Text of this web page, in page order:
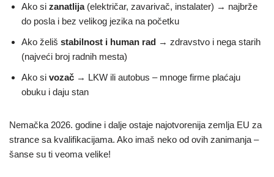
Ako si zanatlija(električar, zavarivač, instalater) → najbrže
do posla i bez velikog jezika na početku
Ako želiš stabilnost i human rad → zdravstvo i nega starih
(najveći broj radnih mesta)
Ako si vozač → LKW ili autobus – mnoge firme plaćaju
obuku i daju stan
Nemačka 2026. godine i dalje ostaje najotvorenija zemlja EU za
strance sa kvalifikacijama. Ako imaš neko od ovih zanimanja –
šanse su ti veoma velike!